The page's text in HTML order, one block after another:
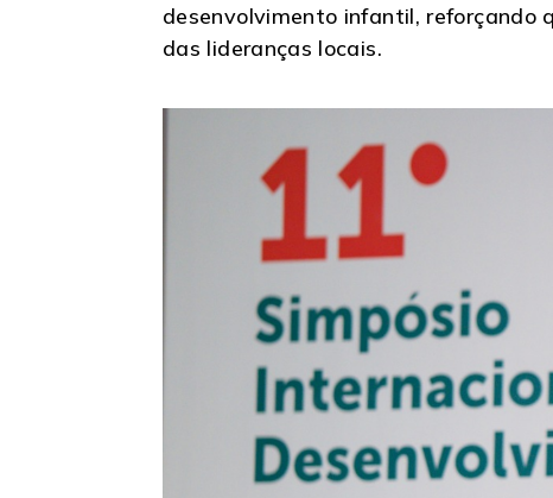
desenvolvimento infantil, reforçando
das lideranças locais.